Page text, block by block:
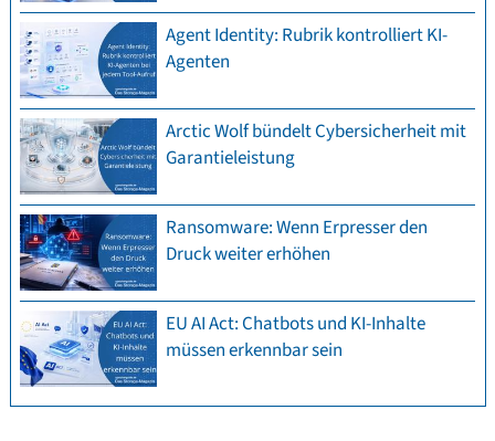
Agent Identity: Rubrik kontrolliert KI-
Agenten
Arctic Wolf bündelt Cybersicherheit mit
Garantieleistung
Ransomware: Wenn Erpresser den
Druck weiter erhöhen
EU AI Act: Chatbots und KI-Inhalte
müssen erkennbar sein